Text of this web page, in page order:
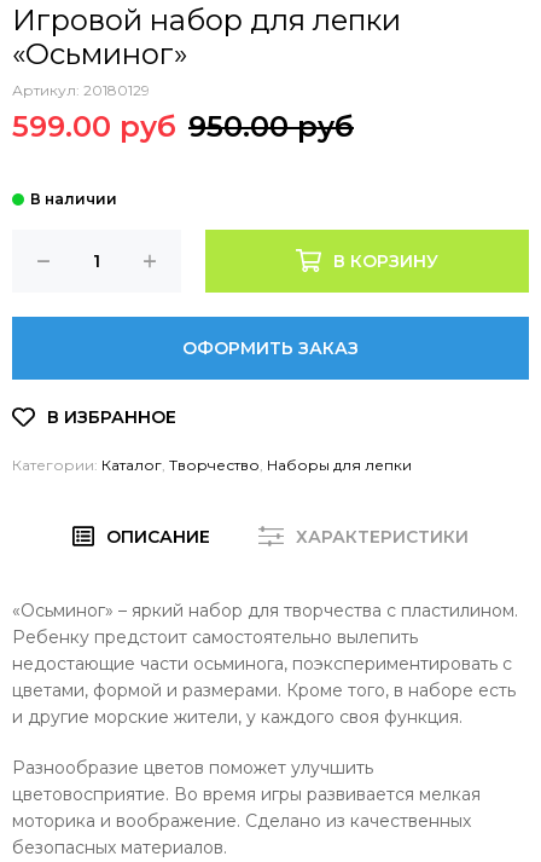
Игровой набор для лепки
«Осьминог»
Артикул: 20180129
599.00 руб 950.00 руб
В КОРЗИНУ
ОФОРМИТЬ ЗАКАЗ
Категории: Каталог Творчество Наборы для лепки
ОПИСАНИЕ ХАРАКТЕРИСТИКИ
«Осьминог» – яркий набор для творчества с пластилином.
Ребенку предстоит самостоятельно вылепить
недостающие части осьминога, поэкспериментировать с
цветами, формой и размерами. Кроме того, в наборе есть
и другие морские жители, у каждого своя функция.
Разнообразие цветов поможет улучшить
цветовосприятие. Во время игры развивается мелкая
моторика и воображение. Сделано из качественных
безопасных материалов.